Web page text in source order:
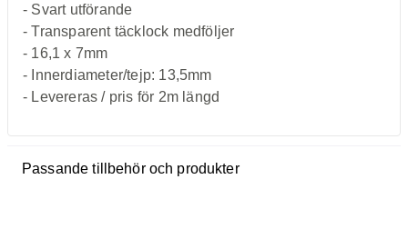
- Svart utförande
- Transparent täcklock medföljer
- 16,1 x 7mm
- Innerdiameter/tejp: 13,5mm
- Levereras / pris för 2m längd
Passande tillbehör och produkter